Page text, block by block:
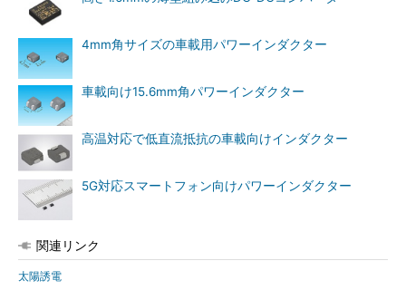
4mm角サイズの車載用パワーインダクター
車載向け15.6mm角パワーインダクター
高温対応で低直流抵抗の車載向けインダクター
5G対応スマートフォン向けパワーインダクター
関連リンク
太陽誘電